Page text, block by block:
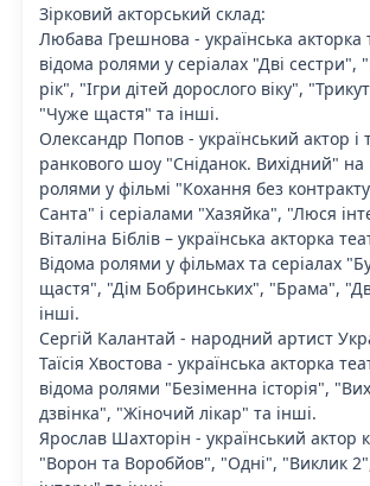
Зірковий акторський склад:
Любава Грешнова - українська акторка
відома ролями у серіалах "Дві сестри",
рік", "Ігри дітей дорослого віку",
"Чуже щастя" та інші.
Олександр Попов - український актор і
ранкового шоу "Сніданок. Вихідний" на
ролями у фільмі "Кохання без
Санта" і серіалами "Хазяйка", "Люся
Віталіна Біблів – українська акторка
Відома ролями у фільмах та серіалах
щастя", "Дім Бобринських", "Брама",
інші.
Сергій Калантай - народний артист
Таїсія Хвостова - українська акторка
відома ролями "Безіменна історія",
дзвінка", "Жіночий лікар" та інші.
Ярослав Шахторін - український актор
"Ворон та Воробйов", "Одні", "Виклик